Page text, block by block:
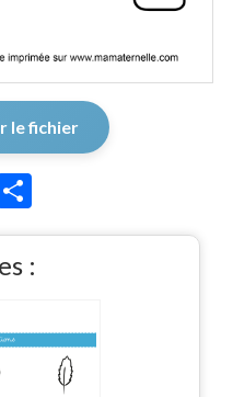
le fichier
: